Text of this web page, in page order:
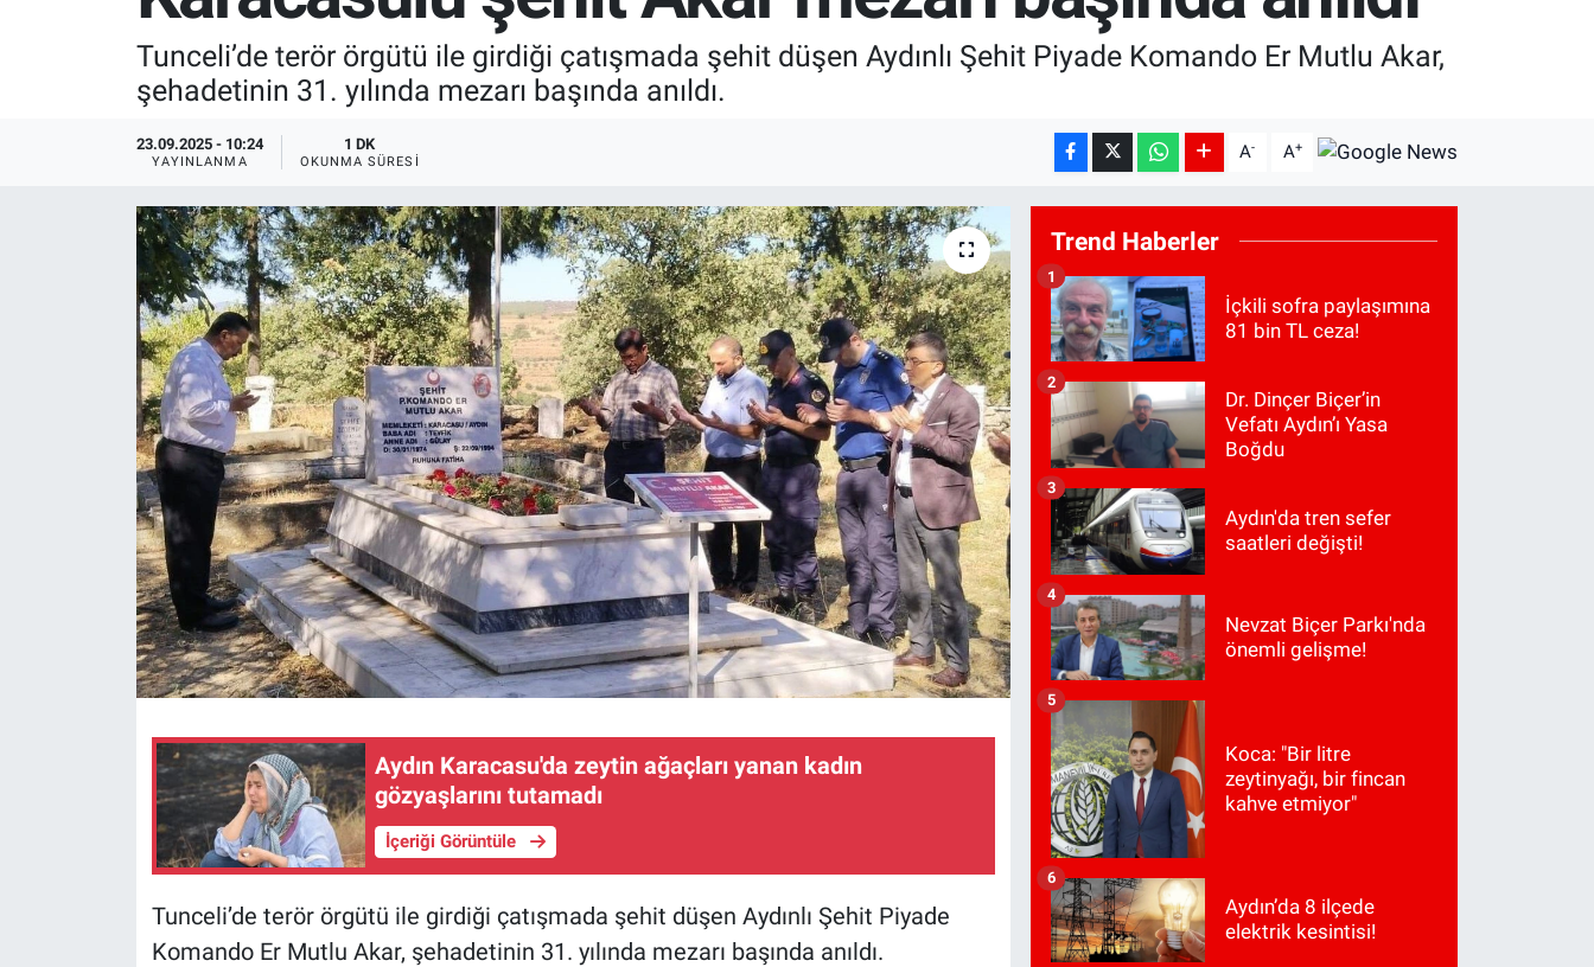
Tunceli’de terör örgütü ile girdiği çatışmada şehit düşen Aydınlı Şehit Piyade Komando Er Mutlu Akar,
şehadetinin 31. yılında mezarı başında anıldı.
23.09.2025 - 10:24
YAYINLANMA
1 DK
OKUNMA SÜRESI A- A+
Aydın Karacasu'da zeytin ağaçları yanan kadın
gözyaşlarını tutamadı
İçeriği Görüntüle
Tunceli’de terör örgütü ile girdiği çatışmada şehit düşen Aydınlı Şehit Piyade
Komando Er Mutlu Akar, şehadetinin 31. yılında mezarı başında anıldı.
Trend Haberler
İçkili sofra paylaşımına
81 bin TL ceza!
1
Dr. Dinçer Biçer’in
Vefatı Aydın’ı Yasa
Boğdu
2
Aydın'da tren sefer
saatleri değişti!
3
Nevzat Biçer Parkı'nda
önemli gelişme!
4
Koca: "Bir litre
zeytinyağı, bir fincan
kahve etmiyor"
5
Aydın’da 8 ilçede
elektrik kesintisi!
6
RESMİ İLANLAR